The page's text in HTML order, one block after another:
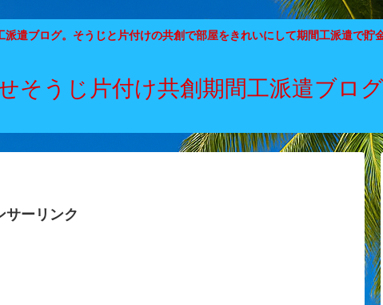
遣ブログ。そうじと片付けの共創で部屋をきれいにして期間工派遣で貯
そうじ片付け共創期間工派遣ブログ
サーリンク